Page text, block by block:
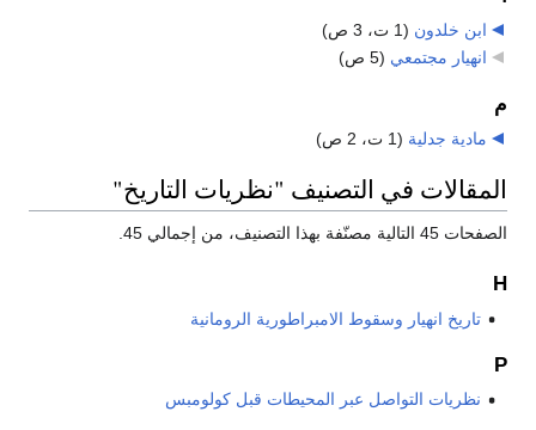
ابن خلدون (1 ت، 3 ص)
انهيار مجتمعي (5 ص)
م
مادية جدلية (1 ت، 2 ص)
المقالات في التصنيف "نظريات التاريخ"
الصفحات 45 التالية مصنّفة بهذا التصنيف، من إجمالي 45.
H
تاريخ انهيار وسقوط الامبراطورية الرومانية
P
نظريات التواصل عبر المحيطات قبل كولومبس